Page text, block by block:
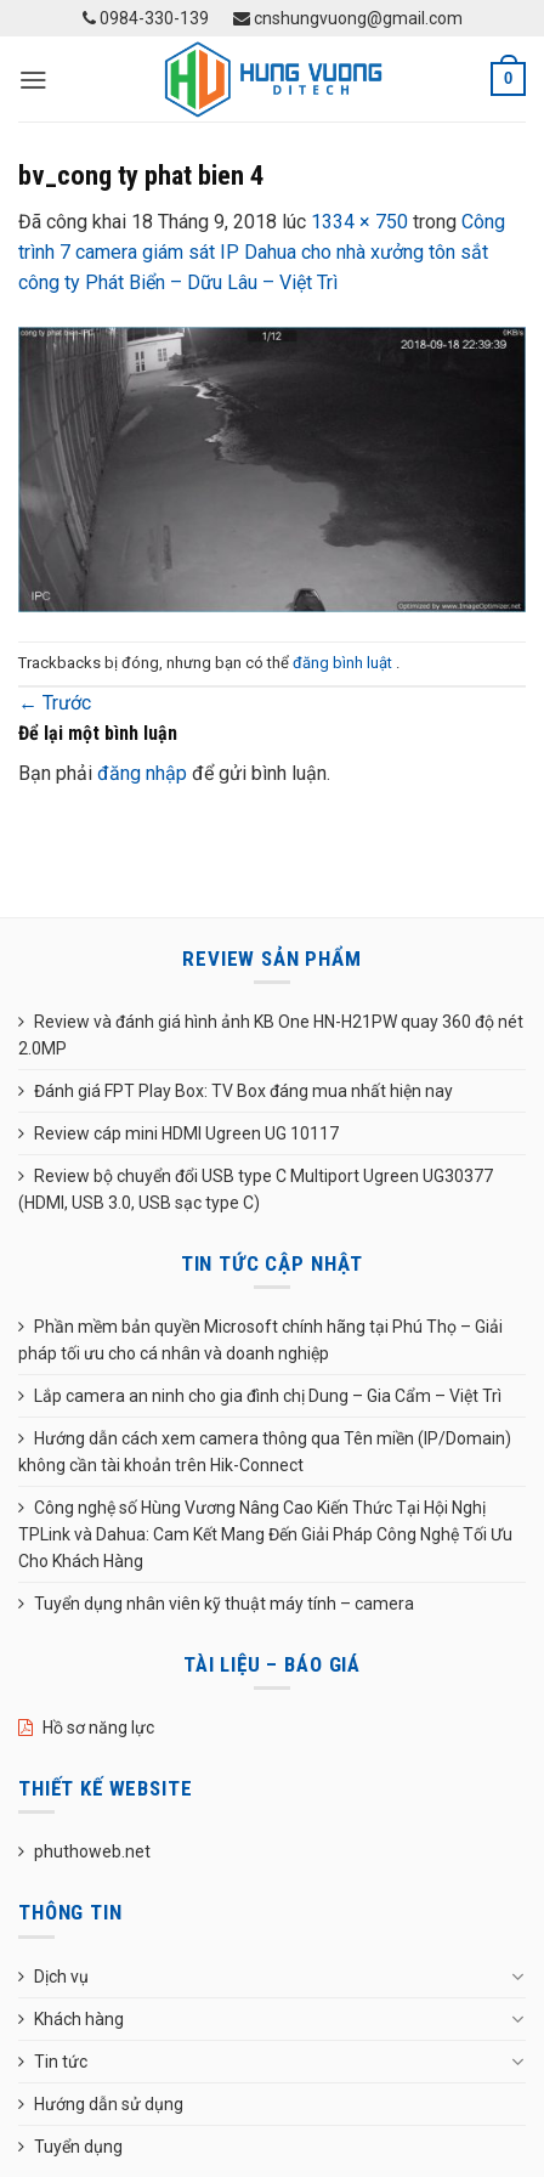
content
0984-330-139 cnshungvuong@gmail.com
0
bv_cong ty phat bien 4
Đã công khai 18 Tháng 9, 2018 lúc 1334 × 750 trong Công
trình 7 camera giám sát IP Dahua cho nhà xưởng tôn sắt
công ty Phát Biển – Dữu Lâu – Việt Trì
Trackbacks bị đóng, nhưng bạn có thể đăng bình luật
← Trước
Để lại một bình luận
Bạn phải đăng nhập để gửi bình luận.
REVIEW SẢN PHẨM
Review và đánh giá hình ảnh KB One HN-H21PW quay 360 độ nét
2.0MP
Đánh giá FPT Play Box: TV Box đáng mua nhất hiện nay
Review cáp mini HDMI Ugreen UG 10117
Review bộ chuyển đổi USB type C Multiport Ugreen UG30377
(HDMI, USB 3.0, USB sạc type C)
TIN TỨC CẬP NHẬT
Phần mềm bản quyền Microsoft chính hãng tại Phú Thọ – Giải
pháp tối ưu cho cá nhân và doanh nghiệp
Lắp camera an ninh cho gia đình chị Dung – Gia Cẩm – Việt Trì
Hướng dẫn cách xem camera thông qua Tên miền (IP/Domain)
không cần tài khoản trên Hik-Connect
Công nghệ số Hùng Vương Nâng Cao Kiến Thức Tại Hội Nghị
TPLink và Dahua: Cam Kết Mang Đến Giải Pháp Công Nghệ Tối Ưu
Cho Khách Hàng
Tuyển dụng nhân viên kỹ thuật máy tính – camera
TÀI LIỆU – BÁO GIÁ
Hồ sơ năng lực
THIẾT KẾ WEBSITE
phuthoweb.net
THÔNG TIN
Dịch vụ
Khách hàng
Tin tức
Hướng dẫn sử dụng
Tuyển dụng